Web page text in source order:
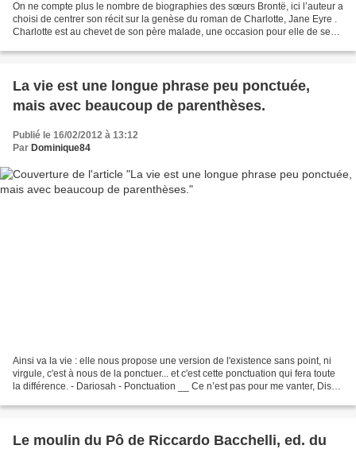
On ne compte plus le nombre de biographies des sœurs Brontë, ici l’auteur a
choisi de centrer son récit sur la genèse du roman de Charlotte, Jane Eyre .
Charlotte est au chevet de son père malade, une occasion pour elle de se
La vie est une longue phrase peu ponctuée,
mais avec beaucoup de parenthèses.
Publié le 16/02/2012 à 13:12
Par Dominique84
Ainsi va la vie : elle nous propose une version de l'existence sans point, ni
virgule, c'est à nous de la ponctuer... et c'est cette ponctuation qui fera toute
la différence. - Dariosah - Ponctuation __ Ce n’est pas pour me vanter, Disait
Le moulin du Pô de Riccardo Bacchelli, ed. du